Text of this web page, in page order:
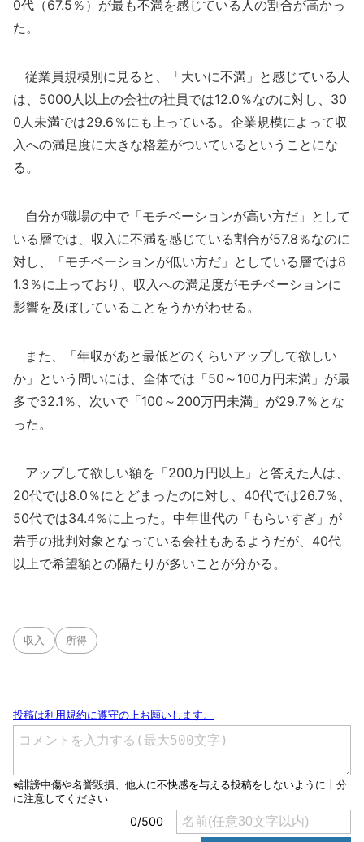
0代（67.5％）が最も不満を感じている人の割合が高かっ
た。
従業員規模別に見ると、「大いに不満」と感じている人
は、5000人以上の会社の社員では12.0％なのに対し、30
0人未満では29.6％にも上っている。企業規模によって収
入への満足度に大きな格差がついているということにな
る。
自分が職場の中で「モチベーションが高い方だ」として
いる層では、収入に不満を感じている割合が57.8％なのに
対し、「モチベーションが低い方だ」としている層では8
1.3％に上っており、収入への満足度がモチベーションに
影響を及ぼしていることをうかがわせる。
また、「年収があと最低どのくらいアップして欲しい
か」という問いには、全体では「50～100万円未満」が最
多で32.1％、次いで「100～200万円未満」が29.7％とな
った。
アップして欲しい額を「200万円以上」と答えた人は、
20代では8.0％にとどまったのに対し、40代では26.7％、
50代では34.4％に上った。中年世代の「もらいすぎ」が
若手の批判対象となっている会社もあるようだが、40代
以上で希望額との隔たりが多いことが分かる。
収入 所得